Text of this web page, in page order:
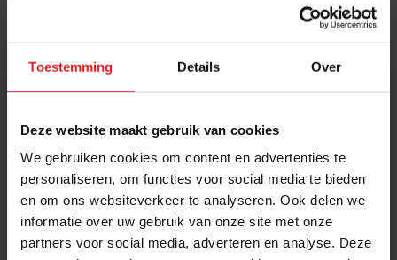
Toestemming Details Over
Deze website maakt gebruik van cookies
We gebruiken cookies om content en advertenties te
personaliseren, om functies voor social media te bieden
en om ons websiteverkeer te analyseren. Ook delen we
informatie over uw gebruik van onze site met onze
partners voor social media, adverteren en analyse. Deze
zodanig. Alleen voor vis sluiten we bepaalde soorten
Exotisch fruit is een goed voorbeeld van hoe de
publieke perceptie en de klimaatimpact niet altijd op
hoeft niet zo te zijn. 30% van de wereldwijde CO -
voetafdruk houdt verband met voedselproductie en -
consumptie. Maar als je binnen die voetafdruk kijkt, is
slechts 5% gerelateerd aan transport.”